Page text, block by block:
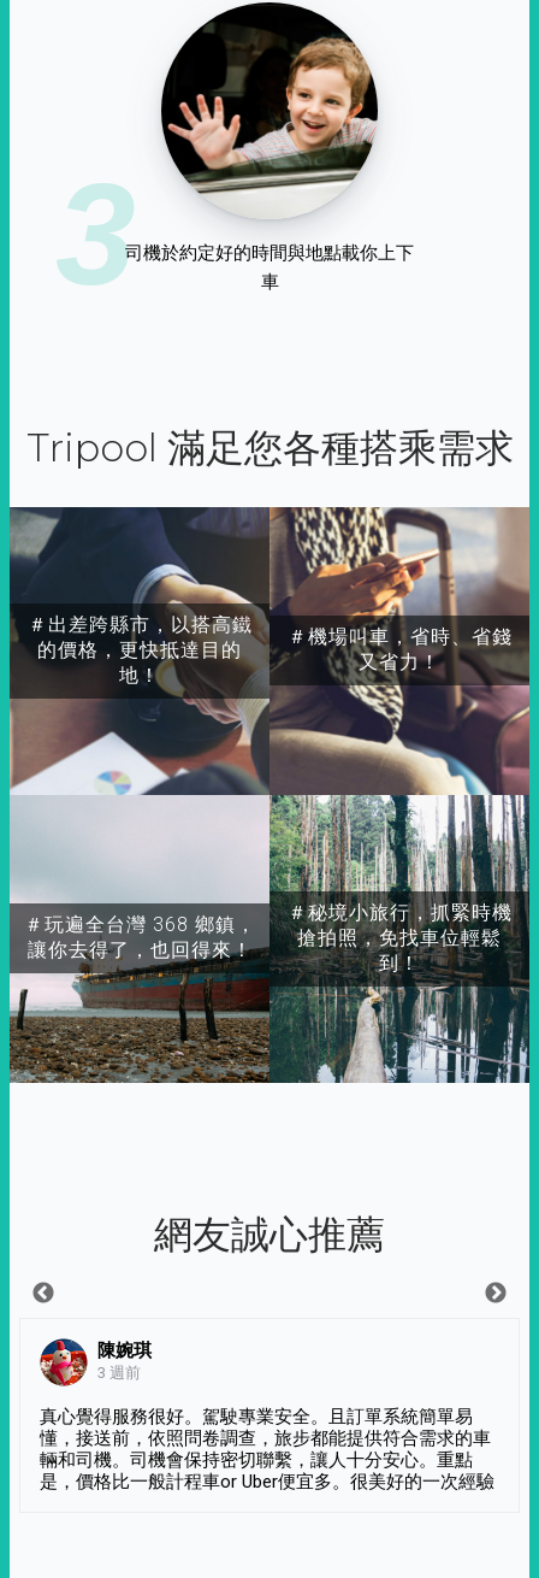
3司機於約定好的時間與地點載你上下
車
Tripool 滿足您各種搭乘需求
＃出差跨縣市，以搭高鐵
的價格，更快抵達目的
地！
＃玩遍全台灣 368 鄉鎮，
讓你去得了，也回得來！
＃秘境小旅行，抓緊時機
搶拍照，免找車位輕鬆
到！
＃機場叫車，省時、省錢
又省力！
網友誠心推薦
陳婉琪
3 週前
真心覺得服務很好。駕駛專業安全。且訂單系統簡單易
懂，接送前，依照問卷調查，旅步都能提供符合需求的車
輛和司機。司機會保持密切聯繫，讓人十分安心。重點
是，價格比一般計程車or Uber便宜多。很美好的一次經驗